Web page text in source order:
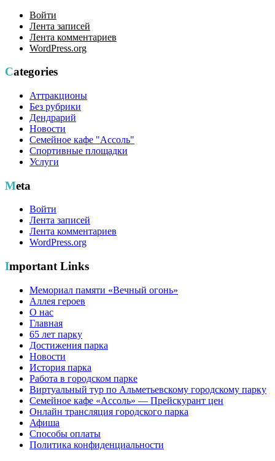
Войти
Лента записей
Лента комментариев
WordPress.org
Categories
Аттракционы
Без рубрики
Дендрарий
Новости
Семейное кафе "Ассоль"
Спортивные площадки
Услуги
Meta
Войти
Лента записей
Лента комментариев
WordPress.org
Important Links
Мемориал памяти «Вечный огонь»
Аллея героев
О нас
Главная
65 лет парку
Достижения парка
Новости
История парка
Работа в городском парке
Виртуальный тур по Альметьевскому городскому парку
Семейное кафе «Ассоль» — Прейскурант цен
Онлайн трансляция городского парка
Афиша
Способы оплаты
Политика конфиденциальности